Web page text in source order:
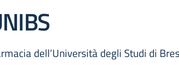
dell’Università degli Studi di